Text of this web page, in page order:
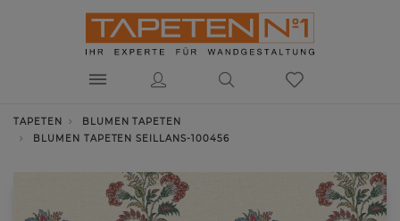
TAPETEN
BLUMEN TAPETEN
BLUMEN TAPETEN SEILLANS-100456